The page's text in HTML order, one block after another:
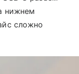
нижнем
сложно